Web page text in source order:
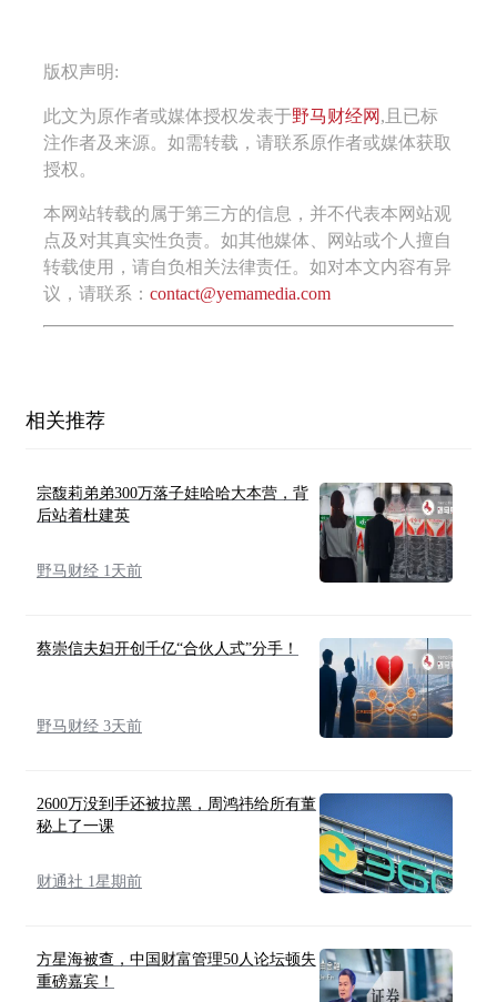
版权声明:
此文为原作者或媒体授权发表于野马财经网 ,且已标
注作者及来源。如需转载，请联系原作者或媒体获取
授权。
本网站转载的属于第三方的信息，并不代表本网站观
点及对其真实性负责。如其他媒体、网站或个人擅自
转载使用，请自负相关法律责任。如对本文内容有异
议，请联系： contact@yemamedia.com
相关推荐
宗馥莉弟弟300万落子娃哈哈大本营，背
后站着杜建英
野马财经 1天前
蔡崇信夫妇开创千亿“合伙人式”分手！
野马财经 3天前
2600万没到手还被拉黑，周鸿祎给所有董
秘上了一课
财通社 1星期前
方星海被查，中国财富管理50人论坛顿失
重磅嘉宾！